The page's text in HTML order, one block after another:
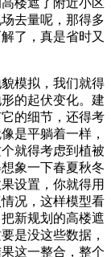
去量呢，那得多
了，真是省时又
模拟，我们就得
的起伏变化。建
的细节，还得考
是平躺着一样，
就得考虑到植被
象一下春夏秋冬
设置，你就得用
况，这样模型看
新规划的高楼遮
是没这些数据，
这一整合，整个